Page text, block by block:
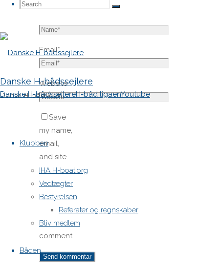
Search
Search
Search
Danske H-bådssejlere
Dansk H-båd klub
Danske H-bådssejlereH-båd ligaenYoutube
Klubben
IHA H-boat.org
Vedtægter
Bestyrelsen
Referater og regnskaber
Bliv medlem
Båden
Email*
Website
Save
my name,
email,
and site
URL in my
browser
for next
time I
post a
comment.